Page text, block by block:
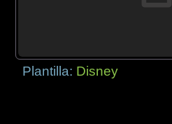
Plantilla: Disney